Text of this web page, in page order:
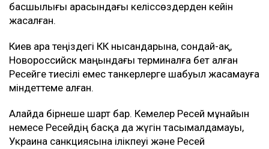
басшылығы арасындағы келіссөздерден кейін
жасалған.
Киев Қара теңіздегі КҚК нысандарына, сондай-ақ,
Новороссийск маңындағы терминалға бет алған
Ресейге тиесілі емес танкерлерге шабуыл жасамауға
міндеттеме алған.
Алайда бірнеше шарт бар. Кемелер Ресей мұнайын
немесе Ресейдің басқа да жүгін тасымалдамауы,
Украина санкциясына ілікпеуі және Ресей